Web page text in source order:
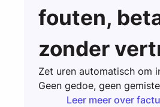
fouten,
zonder
Zet uren automatisch om
Geen gedoe, geen
Leer meer over
Leer meer over